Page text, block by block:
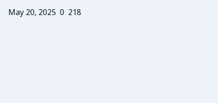
May 20, 2025 0 218